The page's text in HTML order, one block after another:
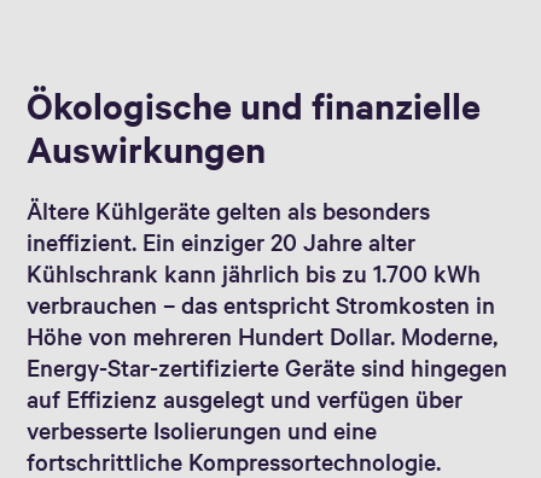
Ökologische und finanzielle
Auswirkungen
Ältere Kühlgeräte gelten als besonders
ineffizient. Ein einziger 20 Jahre alter
Kühlschrank kann jährlich bis zu 1.700 kWh
verbrauchen – das entspricht Stromkosten in
Höhe von mehreren Hundert Dollar. Moderne,
Energy-Star-zertifizierte Geräte sind hingegen
auf Effizienz ausgelegt und verfügen über
verbesserte Isolierungen und eine
fortschrittliche Kompressortechnologie.